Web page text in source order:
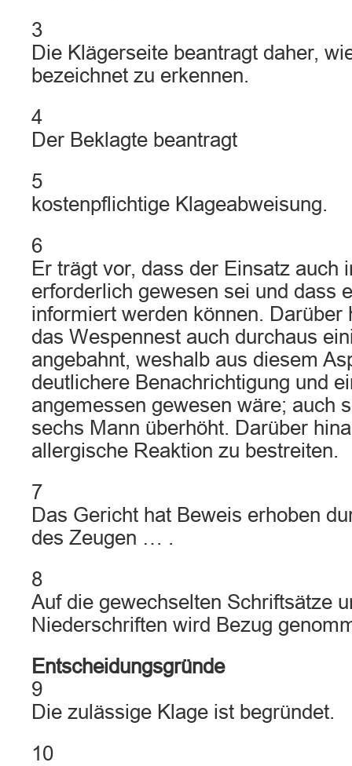
3
Die Klägerseite beantragt daher,
bezeichnet zu erkennen.
4
Der Beklagte beantragt
5
kostenpflichtige Klageabweisung.
6
Er trägt vor, dass der Einsatz auch
erforderlich gewesen sei und dass
informiert werden können. Darüber
das Wespennest auch durchaus
angebahnt, weshalb aus diesem
deutlichere Benachrichtigung und
angemessen gewesen wäre; auch
sechs Mann überhöht. Darüber
allergische Reaktion zu bestreiten.
7
Das Gericht hat Beweis erhoben
des Zeugen … .
8
Auf die gewechselten Schriftsätze
Niederschriften wird Bezug
Entscheidungsgründe
9
Die zulässige Klage ist begründet.
10